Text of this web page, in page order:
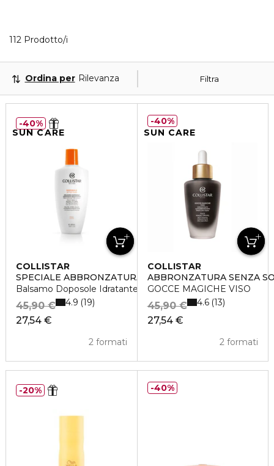
112 Prodotto/i
Filtra
Ordina per Rilevanza
SUN CARE
COLLISTAR
SPECIALE ABBRONZATURA PERFETTA
Balsamo Doposole Idratante Restitutivo
27,54 €
45,90 €
2 formati
4.9 19
40%
SUN CARE
COLLISTAR
ABBRONZATURA SENZA
GOCCE MAGICHE VISO
27,54 €
45,90 €
2 formati
4.6 13
40%
20% 40%